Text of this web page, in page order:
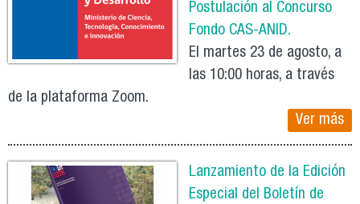
Postulación al Concurso
Fondo CAS-ANID.
El martes 23 de agosto, a
las 10:00 horas, a través
de la plataforma Zoom.
Ver más
Lanzamiento de la Edición
Especial del Boletín de